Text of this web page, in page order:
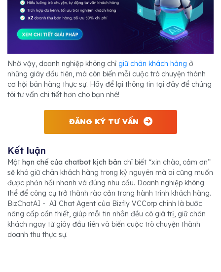
Nhờ vậy, doanh nghiệp không chỉ giữ chân khách hàng ở
những giây đầu tiên, mà còn biến mỗi cuộc trò chuyện thành
cơ hội bán hàng thực sự. Hãy để lại thông tin tại đây để chúng
tôi tư vấn chi tiết hơn cho bạn nhé!
ĐĂNG KÝ TƯ VẤN
Kết luận
Một hạn chế của chatbot kịch bản chỉ biết “xin chào, cảm ơn”
sẽ khó giữ chân khách hàng trong kỷ nguyên mà ai cũng muốn
được phản hồi nhanh và đúng nhu cầu. Doanh nghiệp không
thể để công cụ trở thành rào cản trong hành trình khách hàng.
BizChatAI - AI Chat Agent của Bizfly VCCorp chính là bước
nâng cấp cần thiết, giúp mỗi tin nhắn đều có giá trị, giữ chân
khách ngay từ giây đầu tiên và biến cuộc trò chuyện thành
doanh thu thực sự.